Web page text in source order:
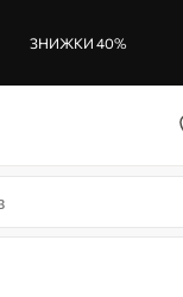
ЗНИЖКИ 40%